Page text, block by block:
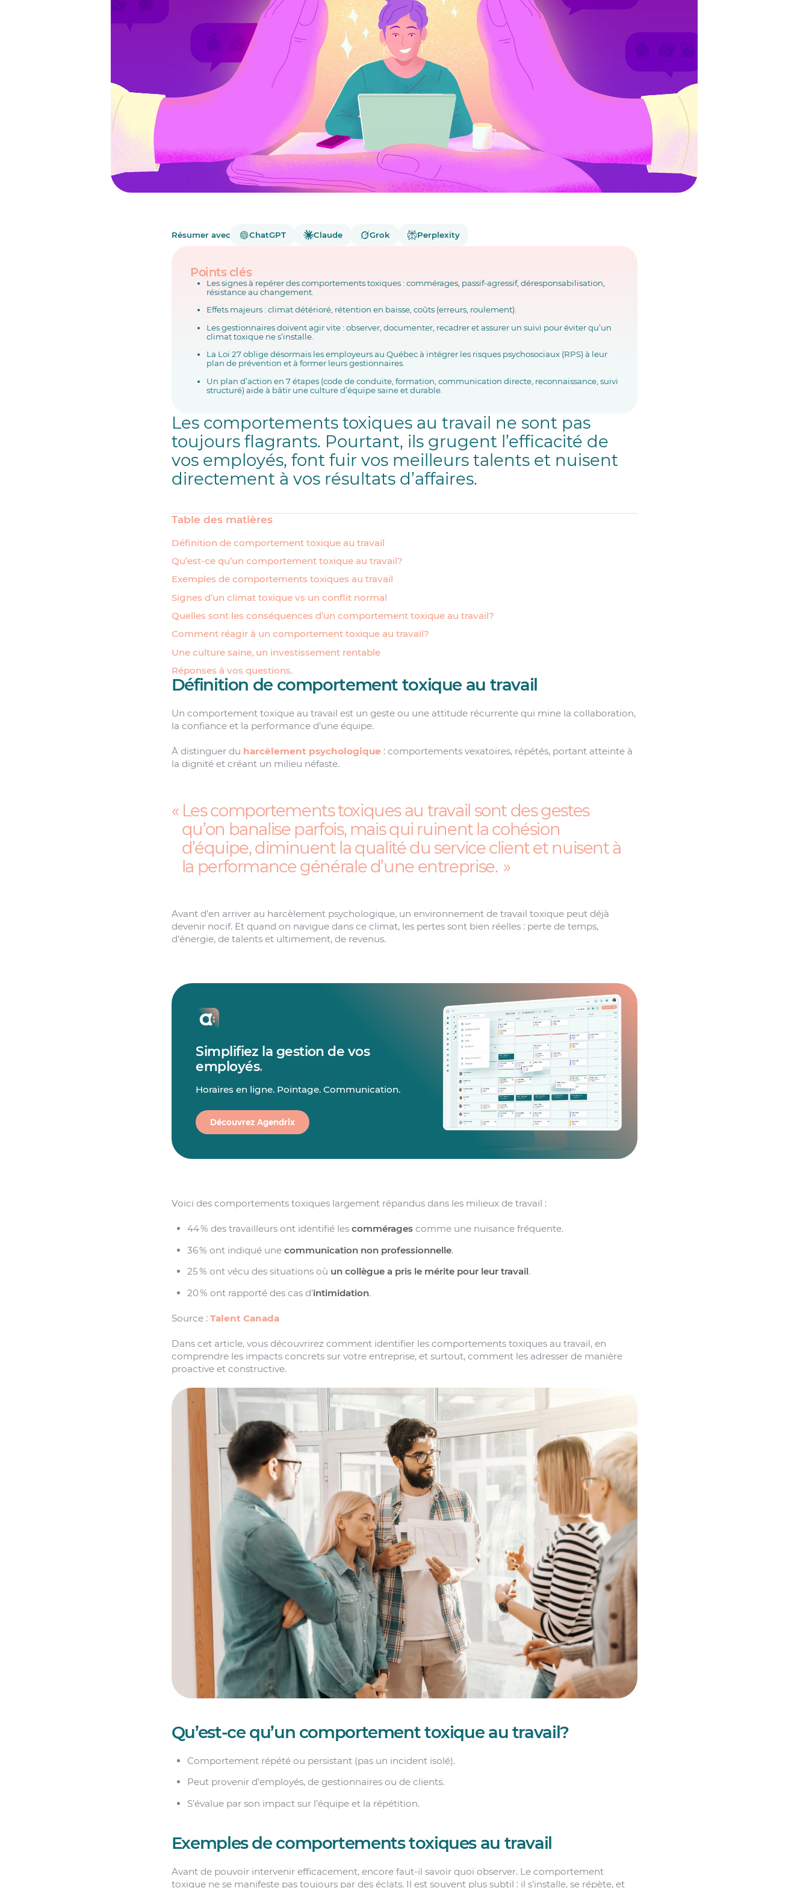
Résumer avec ChatGPT Claude Grok Perplexity
Points clés
Les signes à repérer des comportements toxiques : commérages, passif-agressif, déresponsabilisation,
résistance au changement.
Effets majeurs : climat détérioré, rétention en baisse, coûts (erreurs, roulement).
Les gestionnaires doivent agir vite : observer, documenter, recadrer et assurer un suivi pour éviter qu’un
climat toxique ne s’installe.
La Loi 27 oblige désormais les employeurs au Québec à intégrer les risques psychosociaux (RPS) à leur
plan de prévention et à former leurs gestionnaires.
Un plan d’action en 7 étapes (code de conduite, formation, communication directe, reconnaissance, suivi
structuré) aide à bâtir une culture d’équipe saine et durable.
Les comportements toxiques au travail ne sont pas
toujours flagrants. Pourtant, ils grugent l’efficacité de
vos employés, font fuir vos meilleurs talents et nuisent
directement à vos résultats d’affaires.
Table des matières
Définition de comportement toxique au travail
Qu’est-ce qu’un comportement toxique au travail?
Exemples de comportements toxiques au travail
Signes d’un climat toxique vs un conflit normal
Quelles sont les conséquences d’un comportement toxique au travail?
Comment réagir à un comportement toxique au travail?
Une culture saine, un investissement rentable
Réponses à vos questions.
Définition de comportement toxique au travail
Un comportement toxique au travail est un geste ou une attitude récurrente qui mine la collaboration,
la confiance et la performance d’une équipe.
À distinguer du harcèlement psychologique : comportements vexatoires, répétés, portant atteinte à
la dignité et créant un milieu néfaste.
Les comportements toxiques au travail sont des gestes
qu’on banalise parfois, mais qui ruinent la cohésion
d’équipe, diminuent la qualité du service client et nuisent à
la performance générale d’une entreprise.
Avant d’en arriver au harcèlement psychologique, un environnement de travail toxique peut déjà
devenir nocif. Et quand on navigue dans ce climat, les pertes sont bien réelles : perte de temps,
d’énergie, de talents et ultimement, de revenus.
Simplifiez la gestion de vos
employés.
Horaires en ligne. Pointage. Communication.
Découvrez Agendrix
Voici des comportements toxiques largement répandus dans les milieux de travail :
44 % des travailleurs ont identifié lescommérages comme une nuisance fréquente.
36 % ont indiqué unecommunication non professionnelle.
25 % ont vécu des situations où un collègue a pris le mérite pour leur travail.
20 % ont rapporté des cas d’intimidation.
Source : Talent Canada
Dans cet article, vous découvrirez comment identifier les comportements toxiques au travail, en
comprendre les impacts concrets sur votre entreprise, et surtout, comment les adresser de manière
proactive et constructive.
Qu’est-ce qu’un comportement toxique au travail?
Comportement répété ou persistant (pas un incident isolé).
Peut provenir d’employés, de gestionnaires ou de clients.
S’évalue par son impact sur l’équipe et la répétition.
Exemples de comportements toxiques au travail
Avant de pouvoir intervenir efficacement, encore faut-il savoir quoi observer. Le comportement
toxique ne se manifeste pas toujours par des éclats. Il est souvent plus subtil : il s’installe, se répète, et